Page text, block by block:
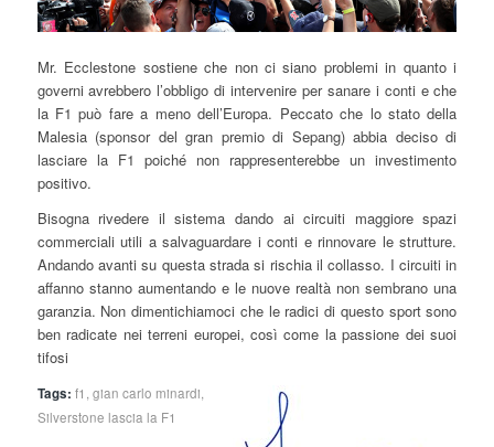
Mr. Ecclestone sostiene che non ci siano problemi in quanto i
governi avrebbero l’obbligo di intervenire per sanare i conti e che
la F1 può fare a meno dell’Europa. Peccato che lo stato della
Malesia (sponsor del gran premio di Sepang) abbia deciso di
lasciare la F1 poiché non rappresenterebbe un investimento
positivo.
Bisogna rivedere il sistema dando ai circuiti maggiore spazi
commerciali utili a salvaguardare i conti e rinnovare le strutture.
Andando avanti su questa strada si rischia il collasso. I circuiti in
affanno stanno aumentando e le nuove realtà non sembrano una
garanzia. Non dimentichiamoci che le radici di questo sport sono
ben radicate nei terreni europei, così come la passione dei suoi
tifosi
Tags: f1 ,gian carlo minardi,
Silverstone lascia la F1